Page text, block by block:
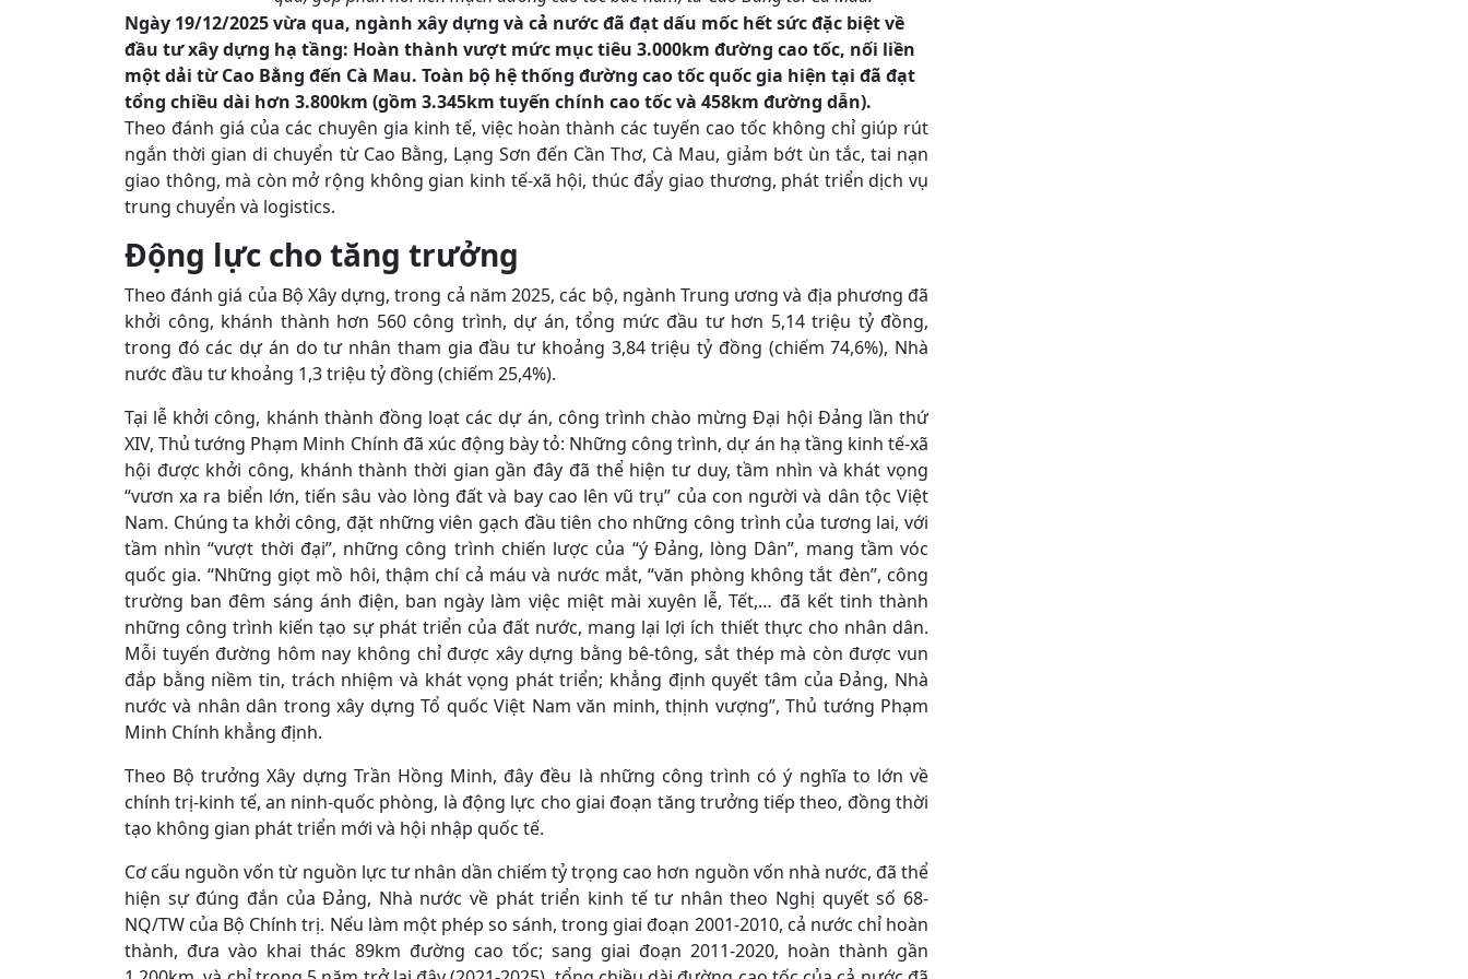
Ngày 19/12/2025 vừa qua, ngành xây dựng và cả nước đã đạt dấu mốc hết sức đặc biệt về
đầu tư xây dựng hạ tầng: Hoàn thành vượt mức mục tiêu 3.000km đường cao tốc, nối liền
một dải từ Cao Bằng đến Cà Mau. Toàn bộ hệ thống đường cao tốc quốc gia hiện tại đã đạt
tổng chiều dài hơn 3.800km (gồm 3.345km tuyến chính cao tốc và 458km đường dẫn).
Theo đánh giá của các chuyên gia kinh tế, việc hoàn thành các tuyến cao tốc không chỉ giúp rút
ngắn thời gian di chuyển từ Cao Bằng, Lạng Sơn đến Cần Thơ, Cà Mau, giảm bớt ùn tắc, tai nạn
giao thông, mà còn mở rộng không gian kinh tế-xã hội, thúc đẩy giao thương, phát triển dịch vụ
trung chuyển và logistics.
Động lực cho tăng trưởng
Theo đánh giá của Bộ Xây dựng, trong cả năm 2025, các bộ, ngành Trung ương và địa phương đã
khởi công, khánh thành hơn 560 công trình, dự án, tổng mức đầu tư hơn 5,14 triệu tỷ đồng,
trong đó các dự án do tư nhân tham gia đầu tư khoảng 3,84 triệu tỷ đồng (chiếm 74,6%), Nhà
nước đầu tư khoảng 1,3 triệu tỷ đồng (chiếm 25,4%).
Tại lễ khởi công, khánh thành đồng loạt các dự án, công trình chào mừng Đại hội Đảng lần thứ
XIV, Thủ tướng Phạm Minh Chính đã xúc động bày tỏ: Những công trình, dự án hạ tầng kinh tế-xã
hội được khởi công, khánh thành thời gian gần đây đã thể hiện tư duy, tầm nhìn và khát vọng
“vươn xa ra biển lớn, tiến sâu vào lòng đất và bay cao lên vũ trụ” của con người và dân tộc Việt
Nam. Chúng ta khởi công, đặt những viên gạch đầu tiên cho những công trình của tương lai, với
tầm nhìn “vượt thời đại”, những công trình chiến lược của “ý Đảng, lòng Dân”, mang tầm vóc
quốc gia. “Những giọt mồ hôi, thậm chí cả máu và nước mắt, “văn phòng không tắt đèn”, công
trường ban đêm sáng ánh điện, ban ngày làm việc miệt mài xuyên lễ, Tết,… đã kết tinh thành
những công trình kiến tạo sự phát triển của đất nước, mang lại lợi ích thiết thực cho nhân dân.
Mỗi tuyến đường hôm nay không chỉ được xây dựng bằng bê-tông, sắt thép mà còn được vun
đắp bằng niềm tin, trách nhiệm và khát vọng phát triển; khẳng định quyết tâm của Đảng, Nhà
nước và nhân dân trong xây dựng Tổ quốc Việt Nam văn minh, thịnh vượng”, Thủ tướng Phạm
Minh Chính khẳng định.
Theo Bộ trưởng Xây dựng Trần Hồng Minh, đây đều là những công trình có ý nghĩa to lớn về
chính trị-kinh tế, an ninh-quốc phòng, là động lực cho giai đoạn tăng trưởng tiếp theo, đồng thời
tạo không gian phát triển mới và hội nhập quốc tế.
Cơ cấu nguồn vốn từ nguồn lực tư nhân dần chiếm tỷ trọng cao hơn nguồn vốn nhà nước, đã thể
hiện sự đúng đắn của Đảng, Nhà nước về phát triển kinh tế tư nhân theo Nghị quyết số 68-
NQ/TW của Bộ Chính trị. Nếu làm một phép so sánh, trong giai đoạn 2001-2010, cả nước chỉ hoàn
thành, đưa vào khai thác 89km đường cao tốc; sang giai đoạn 2011-2020, hoàn thành gần